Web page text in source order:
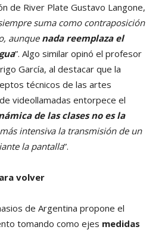
de River Plate Gustavo Langone,
suma como contraposición
aunque nada reemplaza el
”. Algo similar opinó el profesor
García, al destacar que la
técnicos de las artes
videollamadas entorpece el
de las clases no es la
intensiva la transmisión de un
la pantalla”.
volver
de Argentina propone el
tomando como ejes medidas